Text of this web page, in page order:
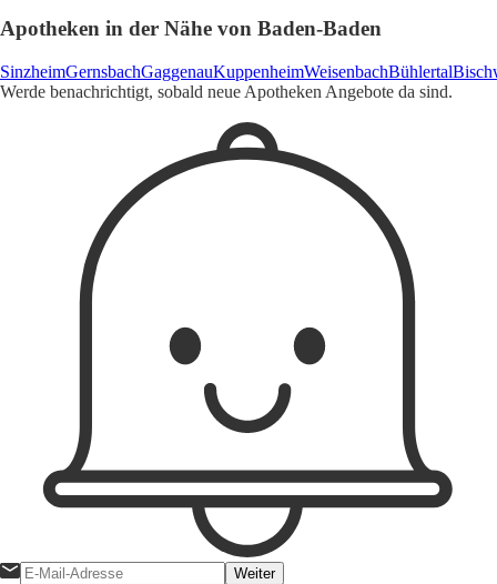
Apotheken in der Nähe von Baden-Baden
SinzheimGernsbachGaggenauKuppenheimWeisenbachBühlertal
Werde benachrichtigt, sobald neue Apotheken Angebote da sind.
Weiter